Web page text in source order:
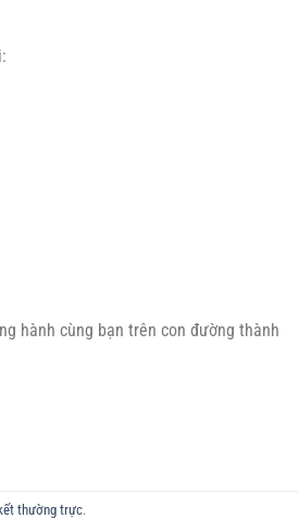
hành cùng bạn trên con đường thành
thường trực.